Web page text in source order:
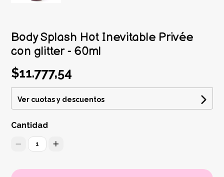
Body Splash Hot Inevitable Privée
con glitter - 60ml
$11.777,54
Ver cuotas y descuentos
Cantidad
1